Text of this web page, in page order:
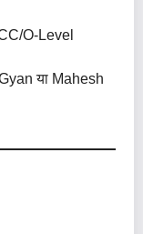
O-Level
या Mahesh